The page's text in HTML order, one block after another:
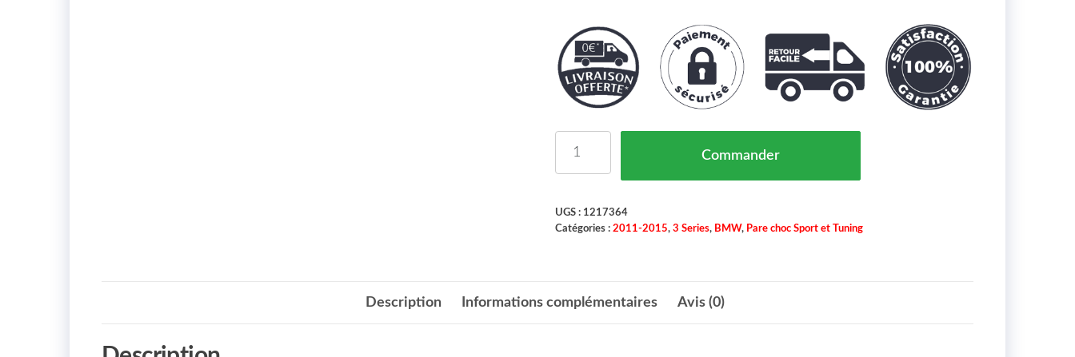
Commander
UGS : 1217364
Catégories : 2011-2015, 3 Series, BMW, Pare choc Sport et Tuning
Description Informations complémentaires Avis (0)